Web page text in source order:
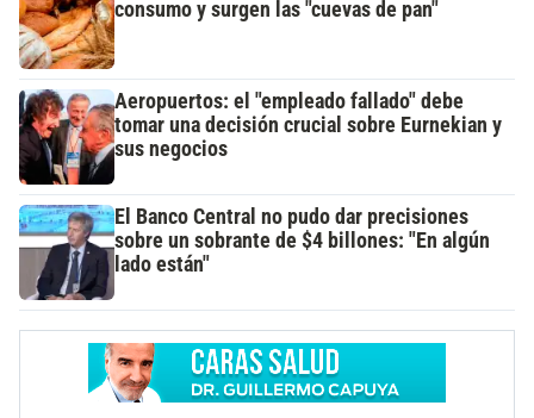
consumo y surgen las "cuevas de pan"
Aeropuertos: el "empleado fallado" debe
tomar una decisión crucial sobre Eurnekian y
sus negocios
El Banco Central no pudo dar precisiones
sobre un sobrante de $4 billones: "En algún
lado están"